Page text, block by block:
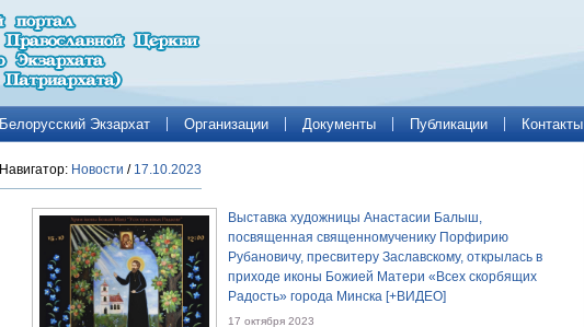
Белорусский Экзархат Организации Документы Публикации Контакты
Навигатор: Новости / 17.10.2023
Выставка художницы Анастасии Балыш,
посвященная священномученику Порфирию
Рубановичу, пресвитеру Заславскому, открылась в
приходе иконы Божией Матери «Всех скорбящих
Радость» города Минска [+ВИДЕО]
17 октября 2023